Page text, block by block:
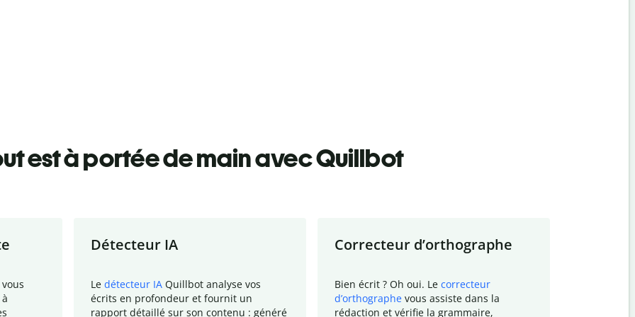
est à portée de main avec Quillbot
Détecteur IA
Le détecteur IA Quillbot analyse vos
écrits en profondeur et fournit un
rapport détaillé sur son contenu : généré
Correcteur d’orthographe
Bien écrit ? Oh oui. Le correcteur
d’orthographe vous assiste dans la
rédaction et vérifie la grammaire,